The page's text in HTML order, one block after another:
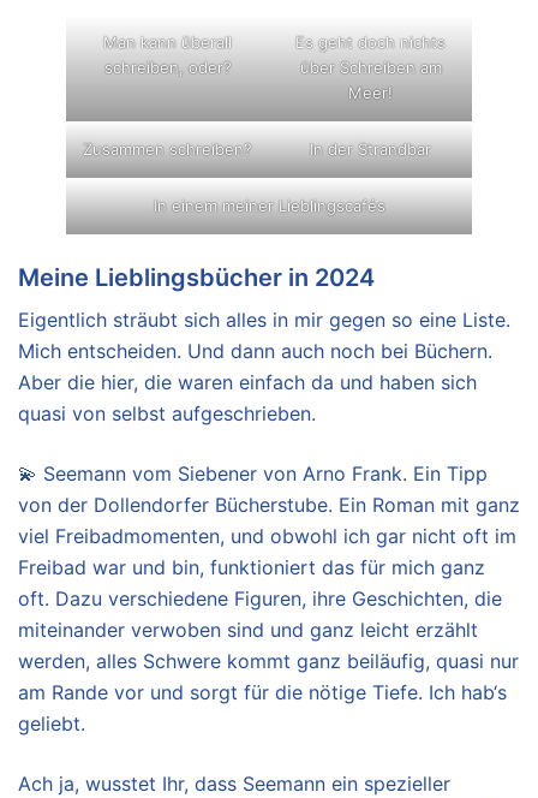
Man kann überall
schreiben, oder?
Es geht doch nichts
über Schreiben am
Meer!
Zusammen schreiben? In der Strandbar
In einem meiner Lieblingscafés
Meine Lieblingsbücher in 2024
Eigentlich sträubt sich alles in mir gegen so eine Liste.
Mich entscheiden. Und dann auch noch bei Büchern.
Aber die hier, die waren einfach da und haben sich
quasi von selbst aufgeschrieben.
💫 Seemann vom Siebener von Arno Frank. Ein Tipp
von der Dollendorfer Bücherstube. Ein Roman mit ganz
viel Freibadmomenten, und obwohl ich gar nicht oft im
Freibad war und bin, funktioniert das für mich ganz
oft. Dazu verschiedene Figuren, ihre Geschichten, die
miteinander verwoben sind und ganz leicht erzählt
werden, alles Schwere kommt ganz beiläufig, quasi nur
am Rande vor und sorgt für die nötige Tiefe. Ich hab‘s
geliebt.
Ach ja, wusstet Ihr, dass Seemann ein spezieller